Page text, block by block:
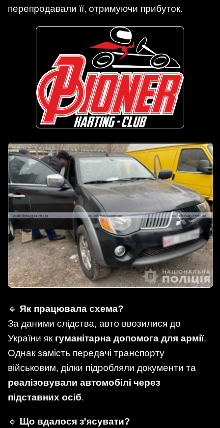
перепродавали її, отримуючи прибуток.
🔹 Як працювала схема?
За даними слідства, авто ввозилися до
України як гуманітарна допомога для армії.
Однак замість передачі транспорту
військовим, ділки підробляли документи та
реалізовували автомобілі через
підставних осіб.
🔹 Що вдалося з'ясувати?